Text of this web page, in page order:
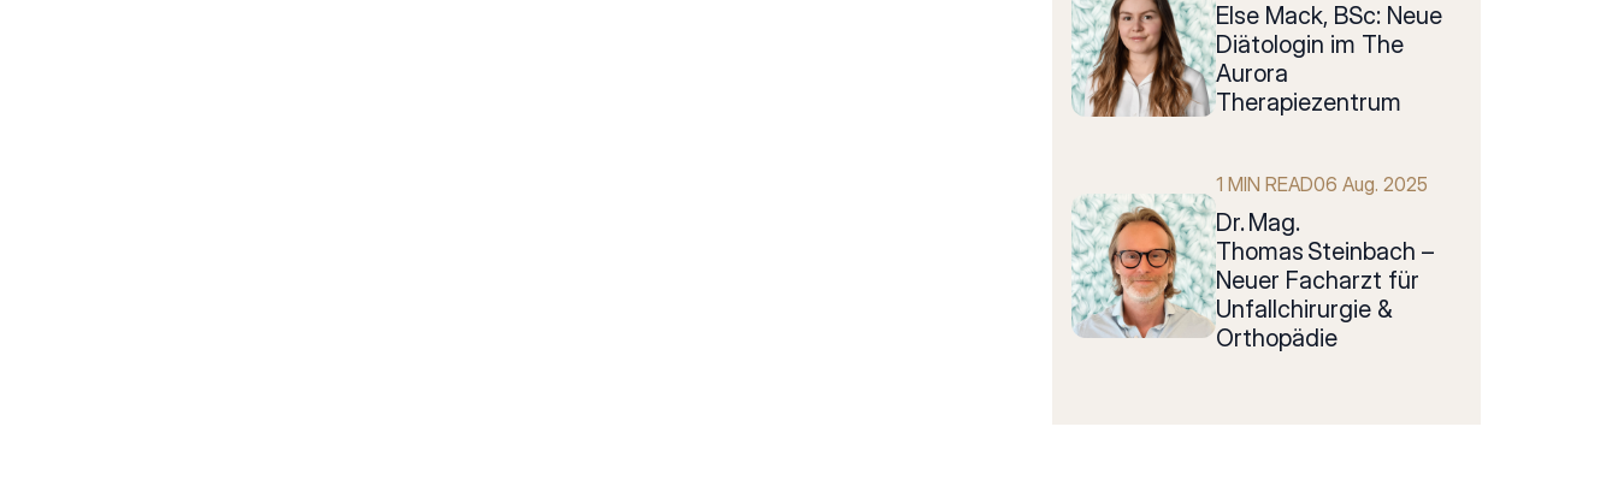
Else Mack, BSc: Neue
Diätologin im The
Aurora
Therapiezentrum
1 MIN READ06 Aug. 2025
Dr. Mag.
Thomas Steinbach –
Neuer Facharzt für
Unfallchirurgie &
Orthopädie